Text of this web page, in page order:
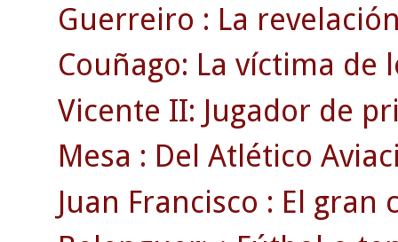
Guerreiro : La
Couñago: La víctima de
Vicente II: Jugador de
Mesa : Del Atlético
Juan Francisco : El